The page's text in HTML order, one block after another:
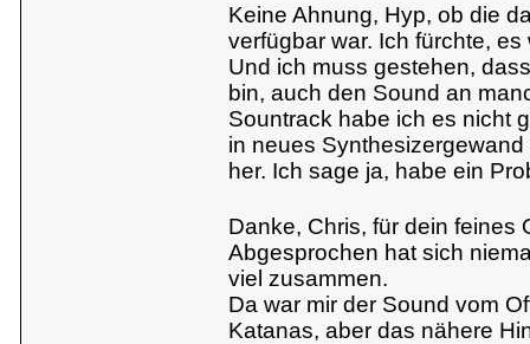
Keine Ahnung, Hyp, ob die
verfügbar war. Ich fürchte,
Und ich muss gestehen,
bin, auch den Sound an
Sountrack habe ich es nicht
in neues
her. Ich sage ja, habe ein
Danke, Chris, für dein
Abgesprochen hat sich
viel zusammen.
Da war mir der Sound vom
Katanas, aber das nähere